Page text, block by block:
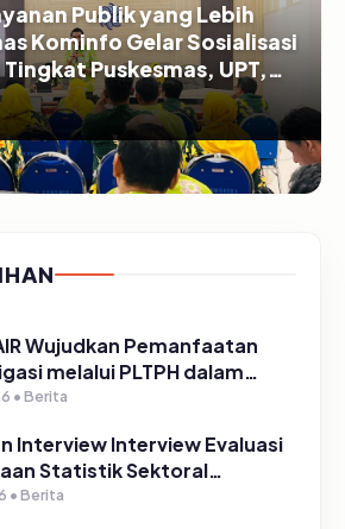
Publik yang Lebih
Kominfo Gelar Sosialisasi
Puskesmas, UPT,
Kabupaten Pasuruan
Wujudkan Pemanfaatan
melalui PLTPH dalam
PELITA di Desa
• Berita
Interview Interview Evaluasi
Statistik Sektoral
Pasuruan
• Berita